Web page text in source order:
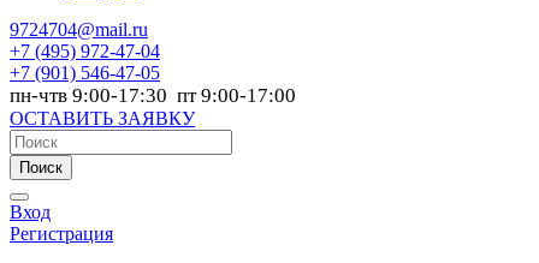
9724704@mail.ru
+7 (495) 972-47-04
+7 (901) 546-47-05
пн-чтв 9:00-17:30 пт 9:00-17:00
ОСТАВИТЬ ЗАЯВКУ
Поиск
Вход
Регистрация